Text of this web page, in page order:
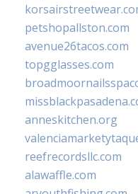
petshopallston.com
avenue26tacos.com
topgglasses.com
anneskitchen.org
reefrecordsllc.com
alawaffle.com